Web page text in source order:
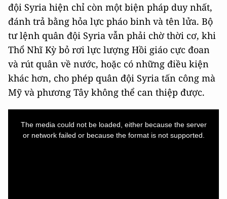
đội Syria hiện chỉ còn một biện pháp duy nhất,
đánh trả bằng hỏa lực pháo binh và tên lửa. Bộ
tư lệnh quân đội Syria vẫn phải chờ thời cơ, khi
Thổ Nhĩ Kỳ bỏ rơi lực lượng Hồi giáo cực đoan
và rút quân về nước, hoặc có những điều kiện
khác hơn, cho phép quân đội Syria tấn công mà
Mỹ và phương Tây không thể can thiệp được.
The media could not be loaded, either because the server
or network failed or because the format is not supported.